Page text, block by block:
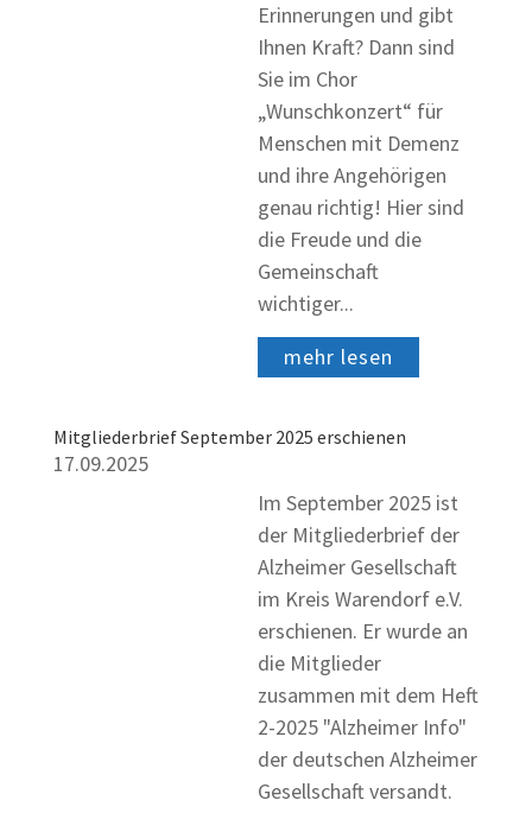
Erinnerungen und gibt
Ihnen Kraft? Dann sind
Sie im Chor
„Wunschkonzert“ für
Menschen mit Demenz
und ihre Angehörigen
genau richtig! Hier sind
die Freude und die
Gemeinschaft
wichtiger...
mehr lesen
Mitgliederbrief September 2025 erschienen
17.09.2025
Im September 2025 ist
der Mitgliederbrief der
Alzheimer Gesellschaft
im Kreis Warendorf e.V.
erschienen. Er wurde an
die Mitglieder
zusammen mit dem Heft
2-2025 "Alzheimer Info"
der deutschen Alzheimer
Gesellschaft versandt.